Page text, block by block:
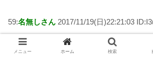
59:名無しさん 2017/11/19(日)22:21:03
大手企業なの？(´・ω・｀)
メニュー ホーム 検索